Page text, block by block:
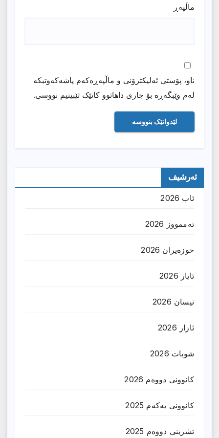
ماڵپه‌ڕ
ناو، پۆستی ئەلیکترۆنی و ماڵپەڕەکەم پاشەکەوتبکە
لەم وێبگەڕە بۆ جاری داهاتوو کاتێک تێبینیم نووسی.
ئەرشیف
ئاب 2026
تەممووز 2026
حوزه‌یران 2026
ئایار 2026
نیسان 2026
ئازار 2026
شوبات 2026
کانوونی دووەم 2026
کانوونی یەکەم 2025
تشرینی دووەم 2025